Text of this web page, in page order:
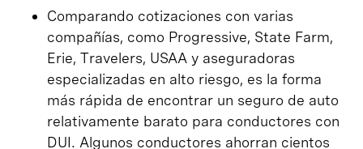
Comparando cotizaciones con varias
compañías, como Progressive, State Farm,
Erie, Travelers, USAA y aseguradoras
especializadas en alto riesgo, es la forma
más rápida de encontrar un seguro de auto
relativamente barato para conductores con
DUI. Algunos conductores ahorran cientos